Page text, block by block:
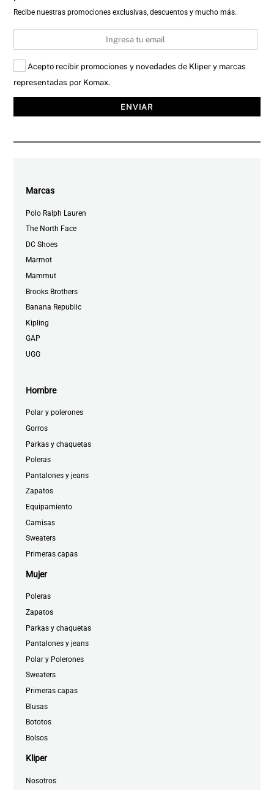
Recibe nuestras promociones exclusivas, descuentos y mucho más.
Acepto recibir promociones y novedades de Kliper y marcas
representadas por Komax.
ENVIAR
Marcas
Polo Ralph Lauren
The North Face
DC Shoes
Marmot
Mammut
Brooks Brothers
Banana Republic
Kipling
GAP
UGG
Hombre
Polar y polerones
Gorros
Parkas y chaquetas
Poleras
Pantalones y jeans
Zapatos
Equipamiento
Camisas
Sweaters
Primeras capas
Mujer
Poleras
Zapatos
Parkas y chaquetas
Pantalones y jeans
Polar y Polerones
Sweaters
Primeras capas
Blusas
Bototos
Bolsos
Kliper
Nosotros